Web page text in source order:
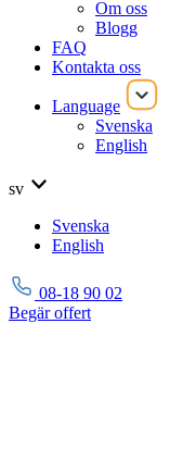
Om oss
Blogg
FAQ
Kontakta oss
Language
Svenska
English
sv
Svenska
English
08-18 90 02
Begäroffert